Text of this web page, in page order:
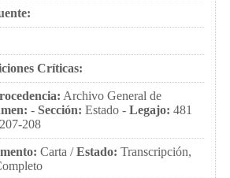
Críticas:
Archivo General de
- Sección: Estado - Legajo: 481
207-208
Carta /Estado: Transcripción,